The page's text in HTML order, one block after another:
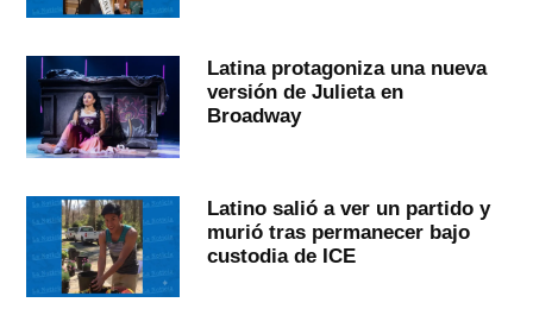
Latina protagoniza una nueva
versión de Julieta en
Broadway
Latino salió a ver un partido y
murió tras permanecer bajo
custodia de ICE